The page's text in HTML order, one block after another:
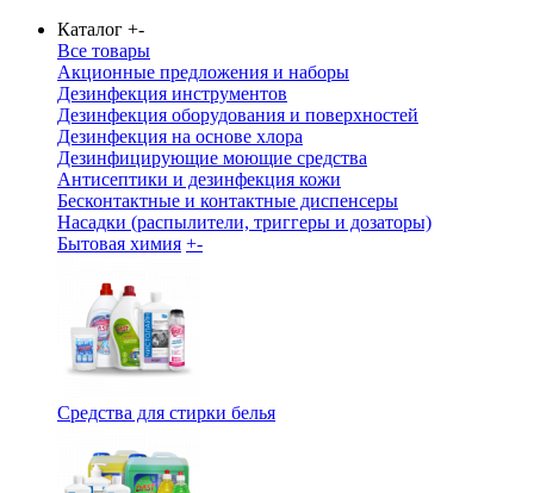
Каталог +-
Все товары
Акционные предложения и наборы
Дезинфекция инструментов
Дезинфекция оборудования и поверхностей
Дезинфекция на основе хлора
Дезинфицирующие моющие средства
Антисептики и дезинфекция кожи
Бесконтактные и контактные диспенсеры
Насадки (распылители, триггеры и дозаторы)
Бытовая химия +-
Средства для стирки белья